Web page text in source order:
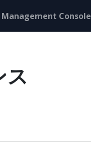
Management Console
ス